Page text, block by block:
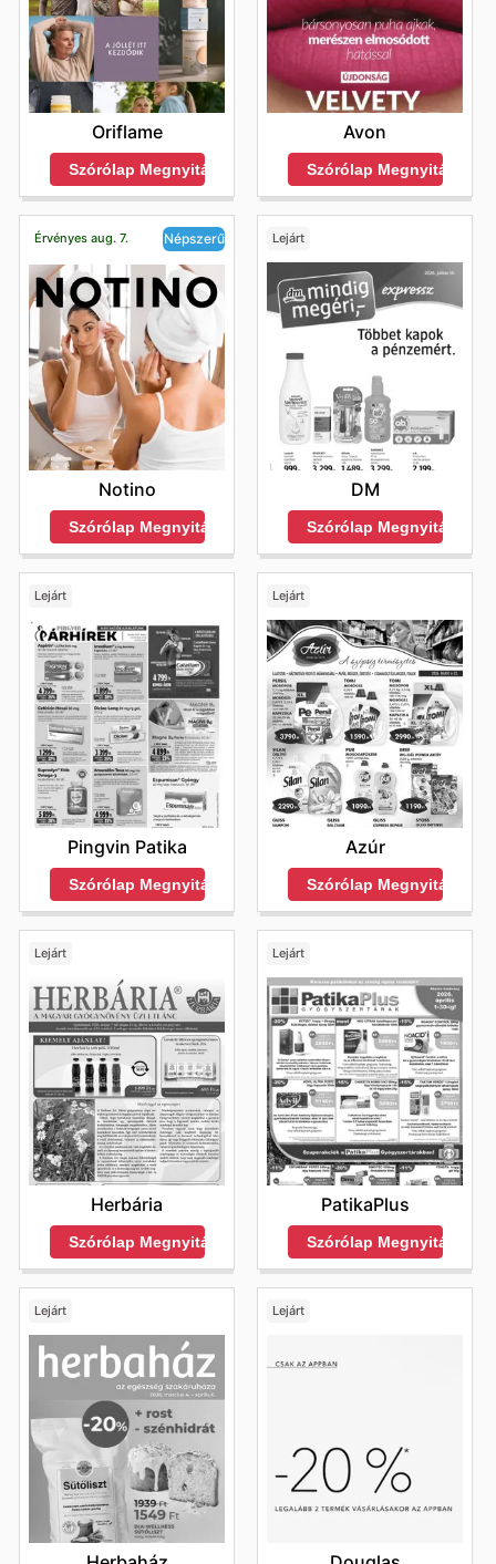
Oriflame
Szórólap Megnyitása
Avon
Szórólap Megnyitása
Érvényes aug. 7. Népszerű
Notino
Szórólap Megnyitása
Lejárt
DM
Szórólap Megnyitása
Lejárt
Pingvin Patika
Szórólap Megnyitása
Lejárt
Azúr
Szórólap Megnyitása
Lejárt
Herbária
Szórólap Megnyitása
Lejárt
PatikaPlus
Szórólap Megnyitása
Lejárt Lejárt